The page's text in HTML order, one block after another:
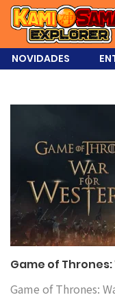
NOVIDADES
Game of
Game of Thrones: